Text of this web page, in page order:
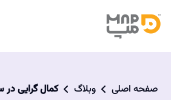
صفحه اصلی وبلاگ کمال گرایی در